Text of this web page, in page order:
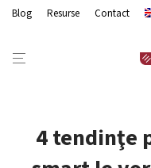
Blog Resurse Contact
4 tendinţe